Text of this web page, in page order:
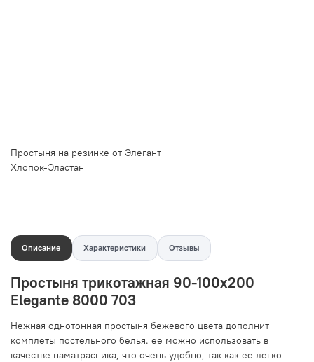
Простыня на резинке от Элегант
Хлопок-Эластан
Описание Характеристики Отзывы
Простыня трикотажная 90-100х200
Elegante 8000 703
Нежная однотонная простыня бежевого цвета дополнит
комплеты постельного белья. ее можно использовать в
качестве наматрасника, что очень удобно, так как ее легко